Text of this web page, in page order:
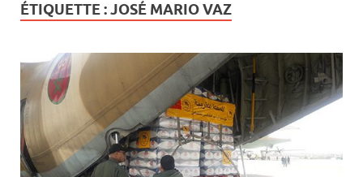
ÉTIQUETTE :JOSÉ MARIO VAZ